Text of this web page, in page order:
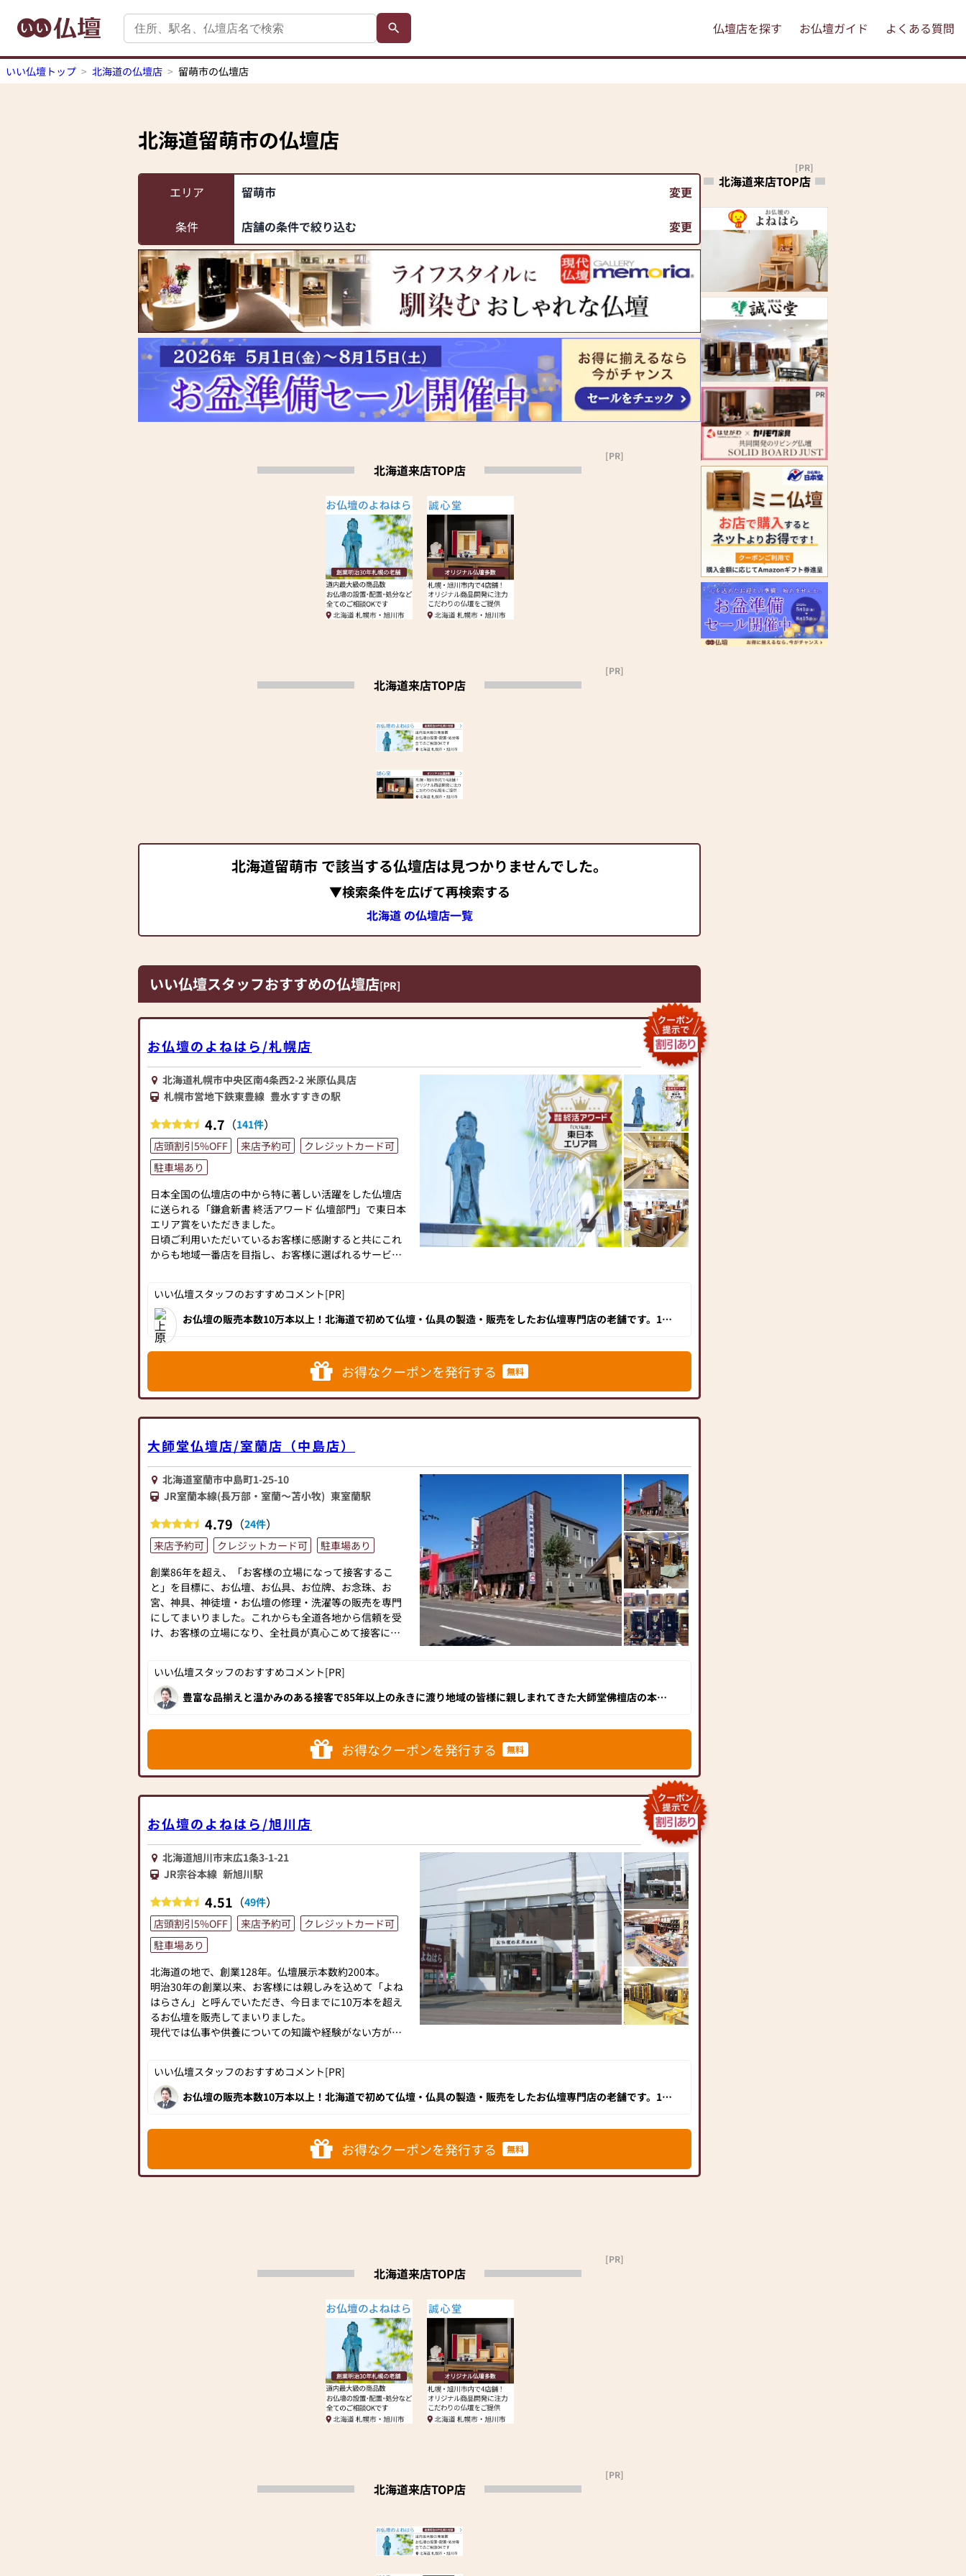
仏壇店を探す お仏壇ガイド よくある質問
いい仏壇トップ 北海道の仏壇店 留萌市の仏壇店
北海道留萌市の仏壇店
エリア 留萌市 変更
条件 店舗の条件で絞り込む 変更
北海道来店TOP店
[PR]
北海道来店TOP店
[PR]
北海道留萌市 で該当する仏壇店は見つかりませんでした。
▼検索条件を広げて再検索する
北海道 の仏壇店一覧
いい仏壇スタッフおすすめの仏壇店[PR]
お仏壇のよねはら/札幌店
北海道札幌市中央区南4条西2-2 米原仏具店
札幌市営地下鉄東豊線 豊水すすきの駅
4.7 （141件）
店頭割引5%OFF 来店予約可
クレジットカード可
駐車場あり
日本全国の仏壇店の中から特に著しい活躍をした仏壇店
に送られる「鎌倉新書 終活アワード 仏壇部門」で東日本
エリア賞をいただきました。
日頃ご利用いただいているお客様に感謝すると共にこれ
からも地域一番店を目指し、お客様に選ばれるサービス
北海道の地で、創業128年。仏壇展示本数約250本と圧倒
的な品揃え。
明治30年の創業以来、お客様には親しみを込めて「よね
はらさん」と呼んでいただき、今日までに10万本を超え
現代では仏事や供養についての知識や経験がない方がほ
とんどです。
的な情報ではしっくりこないことも多く、初めてのこと
「よねはら」では、そんなとき、皆さまが安心してご相
談・ご来店していただけるお店を目指しています。
【取扱い】金仏壇、唐木仏壇、モダン仏壇、神棚、神徒
【営業時間】（4月〜10月）10：00～18：00（11月〜3
月）10：00～17：00
【定休日】木曜日、年末年始
【駐車場】３台
※店の裏側が駐車場となります。一方通行でわかりずら
くなっておりますので、わからない場合は、36号線側に
停めていただき店員までお声がけください。ご案内いた
します。
いい仏壇スタッフのおすすめコメント[PR]
お仏壇の販売本数10万本以上！北海道で初めて仏壇・仏具の製造・販売をしたお仏壇専門店の老舗です。120
海道にお住いの方には是非訪問していただきたいおススメの仏壇店です！
お得なクーポンを発行する 無料
大師堂仏壇店/室蘭店（中島店）
北海道室蘭市中島町1-25-10
JR室蘭本線(長万部・室蘭～苫小牧) 東室蘭駅
4.79 （24件）
来店予約可 クレジットカード可
駐車場あり
創業86年を超え、「お客様の立場になって接客するこ
と」を目標に、お仏壇、お仏具、お位牌、お念珠、お
宮、神具、神徒壇・お仏壇の修理・洗濯等の販売を専門
にしてまいりました。これからも全道各地から信頼を受
け、お客様の立場になり、全社員が真心こめて接客に心
【営業時間】9:30～18:30
【定休日】年中無休
大師堂仏壇店では、従業員の手洗い・うがい・マスクの
着用を義務化し、2時間ごとに換気を行っております。ま
た、消毒液を設置し、1日に2回以上の店内消毒も行って
いい仏壇スタッフのおすすめコメント[PR]
豊富な品揃えと温かみのある接客で85年以上の永きに渡り地域の皆様に親しまれてきた大師堂佛檀店の本店
です。
お得なクーポンを発行する 無料
お仏壇のよねはら/旭川店
北海道旭川市末広1条3-1-21
JR宗谷本線 新旭川駅
4.51 （49件）
店頭割引5%OFF 来店予約可
クレジットカード可
駐車場あり
北海道の地で、創業128年。仏壇展示本数約200本。
明治30年の創業以来、お客様には親しみを込めて「よね
はらさん」と呼んでいただき、今日までに10万本を超え
るお仏壇を販売してまいりました。
現代では仏事や供養についての知識や経験がない方がほ
的な情報ではしっくりこないことも多く、初めてのこと
に途方にくれてしまう方も多くいらっしゃいます。
「よねはら」では、そんなとき、皆さまが安心してご相
【取扱い】金仏壇、唐木仏壇、家具調仏壇、神棚、神徒
檀、仏壇の修理・洗濯対応可
いい仏壇スタッフのおすすめコメント[PR]
お仏壇の販売本数10万本以上！北海道で初めて仏壇・仏具の製造・販売をしたお仏壇専門店の老舗です。120
海道にお住いの方には是非訪問していただきたいおススメの仏壇店です！
お得なクーポンを発行する 無料
北海道来店TOP店
[PR]
北海道来店TOP店
[PR]
北海道来店TOP店
[PR]